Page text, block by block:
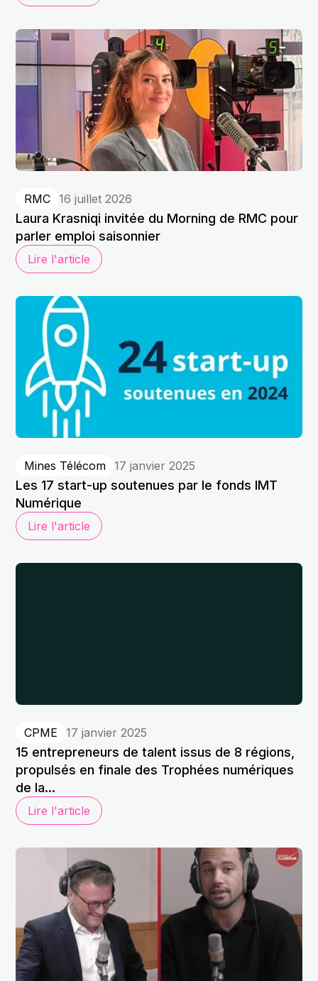
RMC 16 juillet 2026
Laura Krasniqi invitée du Morning de RMC pour
parler emploi saisonnier
Lire l'article
Mines Télécom 17 janvier 2025
Les 17 start-up soutenues par le fonds IMT
Numérique
Lire l'article
CPME 17 janvier 2025
15 entrepreneurs de talent issus de 8 régions,
propulsés en finale des Trophées numériques
de la...
Lire l'article